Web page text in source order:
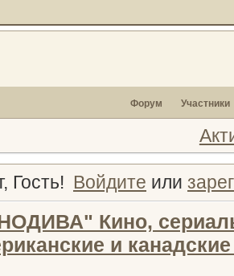
Форум Участники
Гость! Войдите или
Кино,
и